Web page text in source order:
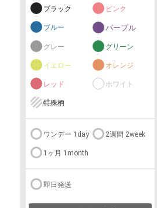
ブラック ピンク
ブルー パープル
グレー グリーン
イエロー オレンジ
レッド ホワイト
特殊柄
ワンデー 1day 2週間 2week
1ヶ月 1month
即日発送